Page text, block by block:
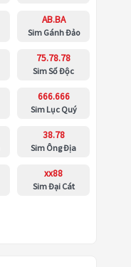
AB.BA
Sim Gánh Đảo
75.78.78
Sim Số Độc
666.666
Sim Lục Quý
38.78
Sim Ông Địa
xx88
Sim Đại Cát